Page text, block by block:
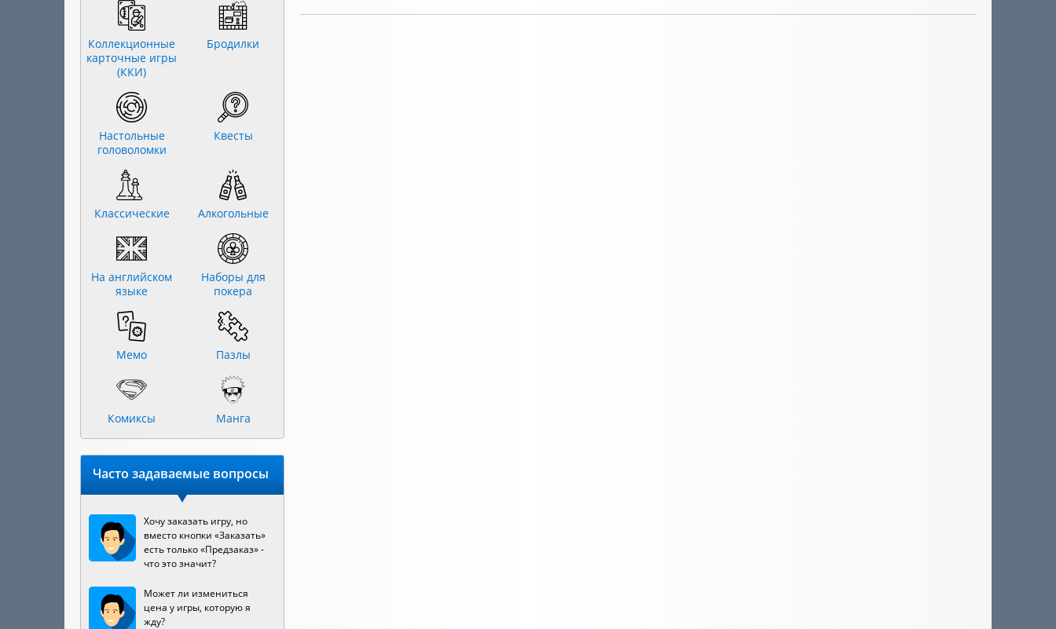
Коллекционные
карточные игры
(ККИ)
Бродилки
Настольные
головоломки
Квесты
Классические Алкогольные
На английском
языке
Наборы для
покера
Мемо Пазлы
Комиксы Манга
Часто задаваемые вопросы
Хочу заказать игру, но
вместо кнопки «Заказать»
есть только «Предзаказ» -
что это значит?
Может ли измениться
цена у игры, которую я
жду?